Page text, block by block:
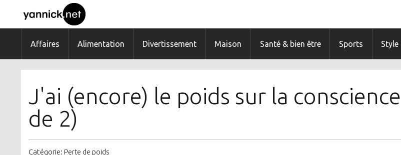
Affaires Alimentation Divertissement Maison Santé & bien être Sports Style
J'ai (encore) le poids sur la
de 2)
Catégorie: Perte de poids